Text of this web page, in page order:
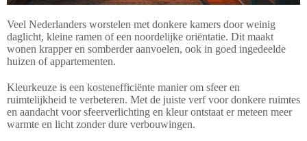
Veel Nederlanders worstelen met donkere kamers door weinig
daglicht, kleine ramen of een noordelijke oriëntatie. Dit maakt
wonen krapper en somberder aanvoelen, ook in goed ingedeelde
huizen of appartementen.
Kleurkeuze is een kostenefficiënte manier om sfeer en
ruimtelijkheid te verbeteren. Met de juiste verf voor donkere ruimtes
en aandacht voor sfeerverlichting en kleur ontstaat er meteen meer
warmte en licht zonder dure verbouwingen.